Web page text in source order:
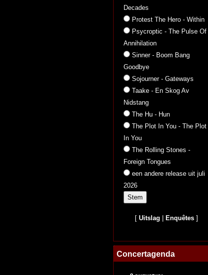
Decades
Protest The Hero - Within
Psycroptic - The Pulse Of
Annihilation
Sinner - Boom Bang
Goodbye
Sojourner - Gateways
Taake - En Skog Av
Nidstang
The Hu - Hun
The Plot In You - The Plot
In You
The Rolling Stones -
Foreign Tongues
een andere release uit juli
2026
[Uitslag Enquêtes ]
Concertagenda